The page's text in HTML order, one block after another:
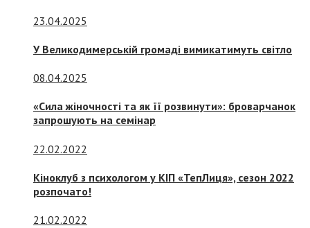
23.04.2025
У Великодимерській громаді вимикатимуть світло
08.04.2025
«Сила жіночності та як її розвинути»: броварчанок
запрошують на семінар
22.02.2022
Кіноклуб з психологом у КІП «ТепЛиця», сезон 2022
розпочато!
21.02.2022